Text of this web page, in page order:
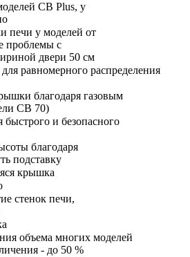
CB Plus, у
печи у моделей от
проблемы с
двери 50 см
равномерного распределения
благодаря газовым
CB 70)
и безопасного
благодаря
подставку
крышка
стенок печи,
объема многих моделей
- до 50 %